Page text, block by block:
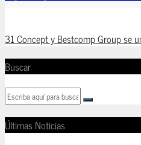
31 Concept y Bestcomp Group se
Buscar
Últimas Noticias